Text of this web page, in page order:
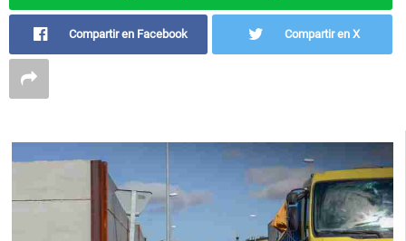
Compartir en Facebook Compartir en X